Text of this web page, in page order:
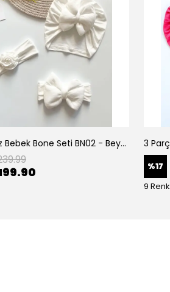
3 Parça Kız Bebek Bone Seti BN02 - Beyaz
%17
9 Renk